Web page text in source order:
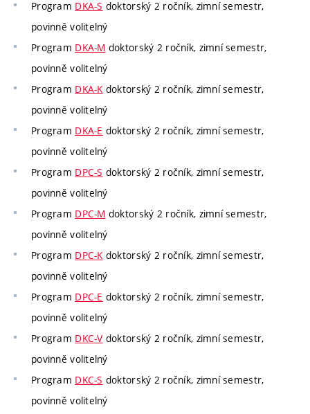
Program DKA-S doktorský 2 ročník, zimní semestr,
povinně volitelný
Program DKA-M doktorský 2 ročník, zimní semestr,
povinně volitelný
Program DKA-Kdoktorský 2 ročník, zimní semestr,
povinně volitelný
Program DKA-E doktorský 2 ročník, zimní semestr,
povinně volitelný
Program DPC-S doktorský 2 ročník, zimní semestr,
povinně volitelný
Program DPC-M doktorský 2 ročník, zimní semestr,
povinně volitelný
Program DPC-Kdoktorský 2 ročník, zimní semestr,
povinně volitelný
Program DPC-E doktorský 2 ročník, zimní semestr,
povinně volitelný
Program DKC-V doktorský 2 ročník, zimní semestr,
povinně volitelný
Program DKC-S doktorský 2 ročník, zimní semestr,
povinně volitelný